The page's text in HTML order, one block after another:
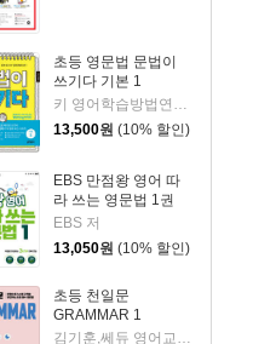
초등 영문법 문법이
쓰기다 기본 1
키 영어학습방법연구소 저
13,500원 (10% 할인)
EBS 만점왕 영어 따
라 쓰는 영문법 1권
EBS 저
13,050원 (10% 할인)
초등 천일문
GRAMMAR 1